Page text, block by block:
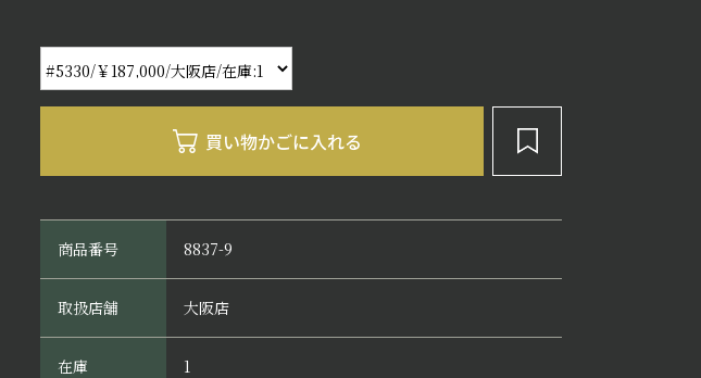
商品番号 8837-9
取扱店舗 大阪店
在庫 1